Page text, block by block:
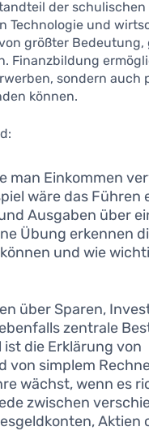
der
Technologie und
größter
Finanzbildung
sondern auch
können.
man Einkommen
wäre das Führen
Ausgaben über
Übung erkennen
und wie
über Sparen,
zentrale
die Erklärung von
von simplem
wächst, wenn es
zwischen
Aktien